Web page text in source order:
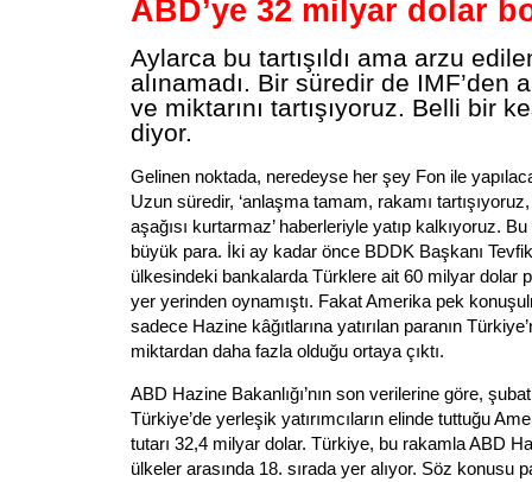
ABD’ye 32 milyar dolar
Aylarca bu tartışıldı ama arzu
alınamadı. Bir süredir de IMF’den
ve miktarını tartışıyoruz. Belli bir
diyor.
Gelinen noktada, neredeyse her şey Fon ile
Uzun süredir, ‘anlaşma tamam, rakamı
aşağısı kurtarmaz’ haberleriyle yatıp kalkıyoruz.
büyük para. İki ay kadar önce BDDK Başkanı
ülkesindeki bankalarda Türklere ait 60 milyar dolar
yer yerinden oynamıştı. Fakat Amerika pek
sadece Hazine kâğıtlarına yatırılan paranın
miktardan daha fazla olduğu ortaya çıktı.
ABD Hazine Bakanlığı’nın son verilerine göre,
Türkiye’de yerleşik yatırımcıların elinde tuttuğu
tutarı 32,4 milyar dolar. Türkiye, bu rakamla ABD
ülkeler arasında 18. sırada yer alıyor. Söz konusu